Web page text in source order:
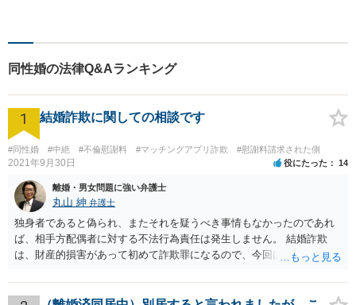
最大限に活かし、ご相談者様
の幸せな生活への道をサポー
トしていきます。
同性婚の法律Q&Aランキング
1 結婚詐欺に関しての相談です
#同性婚 #中絶 #不倫慰謝料 #マッチングアプリ詐欺 #慰謝料請求された側
2021年9月30日 役にたった 14
離婚・男女問題に強い弁護士
丸山 紳 弁護士
独身者であると偽られ、またそれを疑うべき事情もなかったのであれ
ば、相手方配偶者に対する不法行為責任は発生しません。 結婚詐欺
は、財産的損害があって初めて詐欺罪になるので、今回は該当しませ
であることを知っていれば交際しなかったといえる場合に、慰謝料請
求が可能です。 LINEなどで、結婚を当然の前提にした関係だったこと